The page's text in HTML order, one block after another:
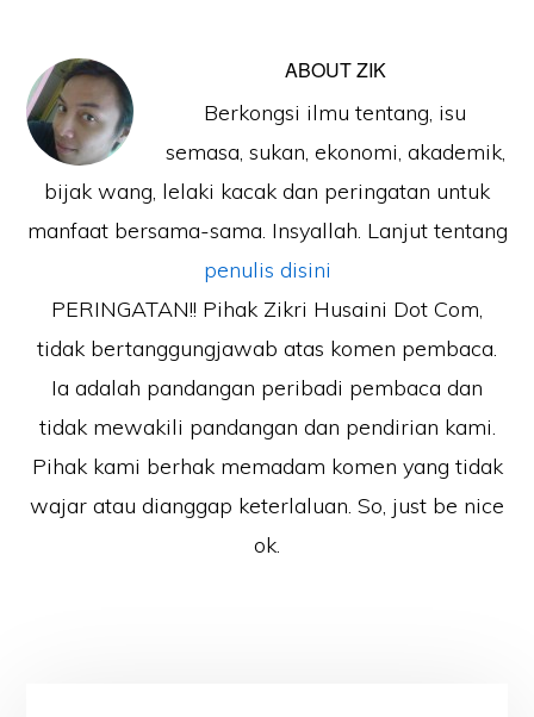
ABOUTZIK
Berkongsi ilmu tentang, isu
semasa, sukan, ekonomi, akademik,
bijak wang, lelaki kacak dan peringatan untuk
manfaat bersama-sama. Insyallah. Lanjut tentang
penulis disini
PERINGATAN!! Pihak Zikri Husaini Dot Com,
tidak bertanggungjawab atas komen pembaca.
Ia adalah pandangan peribadi pembaca dan
tidak mewakili pandangan dan pendirian kami.
Pihak kami berhak memadam komen yang tidak
wajar atau dianggap keterlaluan. So, just be nice
ok.